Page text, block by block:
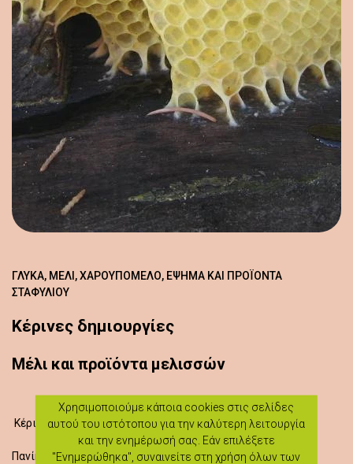
ΓΛΥΚΆ, ΜΈΛΙ, ΧΑΡΟΥΠΌΜΕΛΟ, ΈΨΗΜΑ ΚΑΙ ΠΡΟΪΌΝΤΑ
ΣΤΑΦΥΛΙΟΎ
Κέρινες δημιουργίες
Μέλι και προϊόντα μελισσών
Κέρινες δημιουργίες
Πανίκος Παναγή
Χρησιμοποιούμε κάποια cookies στις σελίδες
αυτού του ιστότοπου για την καλύτερη λειτουργία
και την ενημέρωσή σας. Εάν επιλέξετε
"Ενημερώθηκα", συναινείτε στη χρήση όλων των